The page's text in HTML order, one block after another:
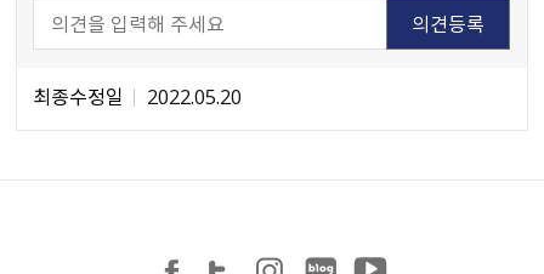
최종수정일 2022.05.20